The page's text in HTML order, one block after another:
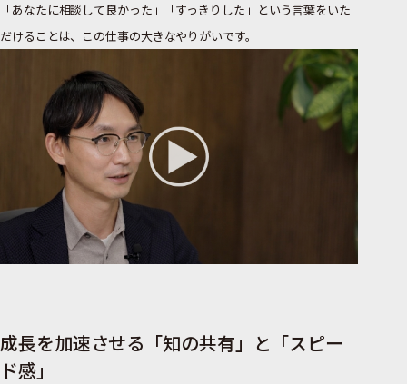
「あなたに相談して良かった」「すっきりした」という言葉をいた
だけることは、この仕事の大きなやりがいです。
成長を加速させる「知の共有」と「スピー
ド感」